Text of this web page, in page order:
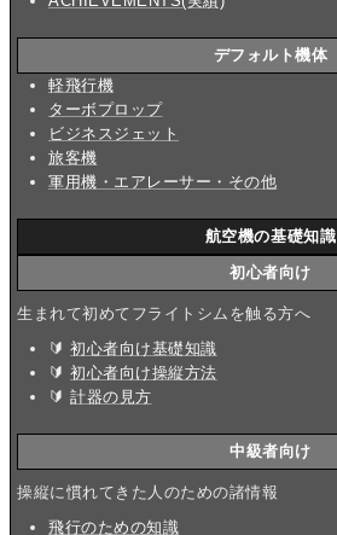
デフォルト機体
軽飛行機
ターボプロップ
ビジネスジェット
旅客機
軍用機・エアレーサー・その他
航空機の基礎知識
初心者向け
生まれて初めてフライトシムを触る方へ
🔰初心者向け基礎知識
🔰初心者向け操縦方法
🔰計器の見方
中級者向け
操縦に慣れてきた人のための諸情報
飛行のための知識